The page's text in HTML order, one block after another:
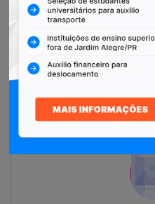
Restituição